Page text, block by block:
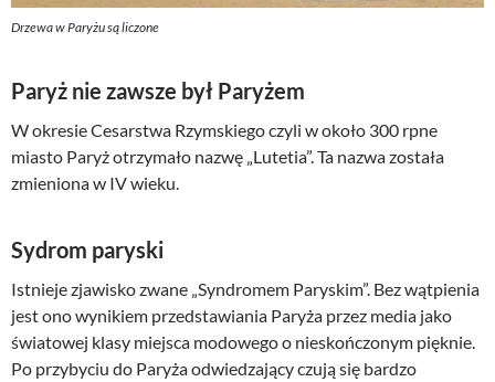
Drzewa w Paryżu są liczone
Paryż nie zawsze był Paryżem
W okresie Cesarstwa Rzymskiego czyli w około 300 rpne
miasto Paryż otrzymało nazwę „Lutetia”. Ta nazwa została
zmieniona w IV wieku.
Sydrom paryski
Istnieje zjawisko zwane „Syndromem Paryskim”. Bez wątpienia
jest ono wynikiem przedstawiania Paryża przez media jako
światowej klasy miejsca modowego o nieskończonym pięknie.
Po przybyciu do Paryża odwiedzający czują się bardzo